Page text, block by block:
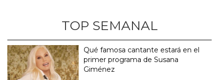
TOP SEMANAL
Qué famosa cantante estará en el
primer programa de Susana
Giménez